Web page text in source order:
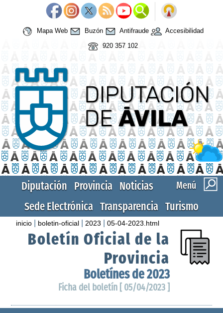
Mapa Web Buzón Antifraude
Accesibilidad
920 357 102
Menú
Diputación Provincia Noticias
Sede Electrónica Transparencia Turismo
inicio boletin-oficial 2023 |05-04-2023.html
Boletín Oficial de la
Provincia
Boletínes de 2023
Ficha del boletín [ 05/04/2023 ]